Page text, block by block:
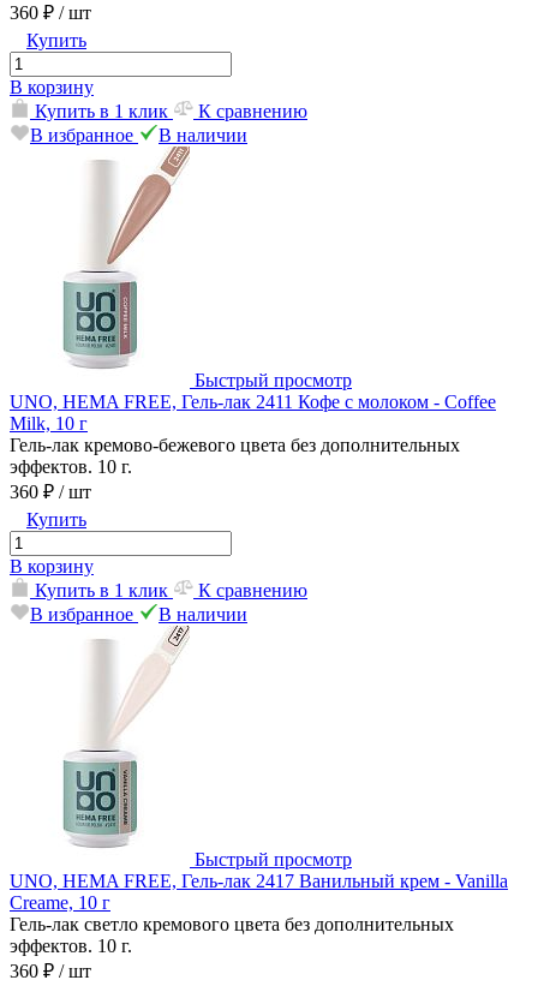
360 ₽ / шт
Купить
В корзину
Купить в 1 клик
К сравнению
В избранное
В наличии
Быстрый просмотр
UNO, HEMA FREE, Гель-лак 2411 Кофе с молоком - Coffee
Milk, 10 г
Гель-лак кремово-бежевого цвета без дополнительных
эффектов. 10 г.
360 ₽ / шт
Купить
В корзину
Купить в 1 клик
К сравнению
В избранное
В наличии
Быстрый просмотр
UNO, HEMA FREE, Гель-лак 2417 Ванильный крем - Vanilla
Creame, 10 г
Гель-лак светло кремового цвета без дополнительных
эффектов. 10 г.
360 ₽ / шт